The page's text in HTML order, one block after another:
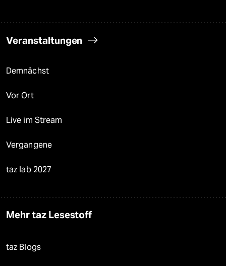
Veranstaltungen
Demnächst
Vor Ort
Live im Stream
Vergangene
taz lab 2027
Mehr taz Lesestoff
taz Blogs